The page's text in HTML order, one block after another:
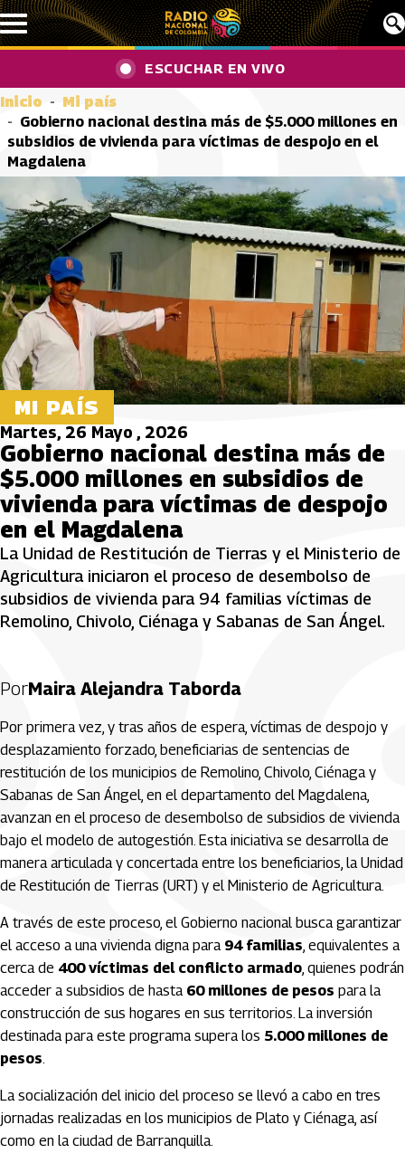
Pasar al contenido principal
ESCUCHAR EN VIVO
Inicio
Mi país
Gobierno nacional destina más de $5.000 millones en
subsidios de vivienda para víctimas de despojo en el
Magdalena
MI PAÍS
Martes, 26 Mayo , 2026
Gobierno nacional destina más de
$5.000 millones en subsidios de
vivienda para víctimas de despojo
en el Magdalena
La Unidad de Restitución de Tierras y el Ministerio de
Agricultura iniciaron el proceso de desembolso de
subsidios de vivienda para 94 familias víctimas de
Remolino, Chivolo, Ciénaga y Sabanas de San Ángel.
PorMaira Alejandra Taborda
Por primera vez, y tras años de espera, víctimas de despojo y
desplazamiento forzado, beneficiarias de sentencias de
restitución de los municipios de Remolino, Chivolo, Ciénaga y
Sabanas de San Ángel, en el departamento del Magdalena,
avanzan en el proceso de desembolso de subsidios de vivienda
bajo el modelo de autogestión. Esta iniciativa se desarrolla de
manera articulada y concertada entre los beneficiarios, la Unidad
de Restitución de Tierras (URT) y el Ministerio de Agricultura.
A través de este proceso, el Gobierno nacional busca garantizar
el acceso a una vivienda digna para 94 familias, equivalentes a
cerca de 400 víctimas del conflicto armado, quienes podrán
acceder a subsidios de hasta 60 millones de pesos para la
construcción de sus hogares en sus territorios. La inversión
destinada para este programa supera los 5.000 millones de
pesos.
La socialización del inicio del proceso se llevó a cabo en tres
jornadas realizadas en los municipios de Plato y Ciénaga, así
como en la ciudad de Barranquilla.